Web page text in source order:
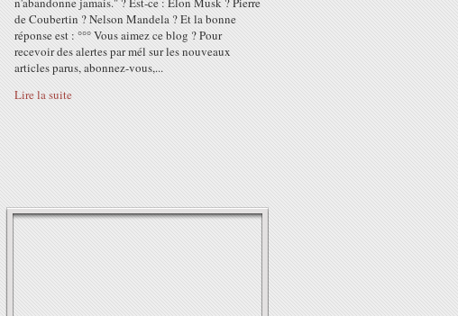
de Coubertin ? Nelson Mandela ? Et la bonne
réponse est : °°° Vous aimez ce blog ? Pour
recevoir des alertes par mél sur les nouveaux
articles parus, abonnez-vous,...
Lire la suite